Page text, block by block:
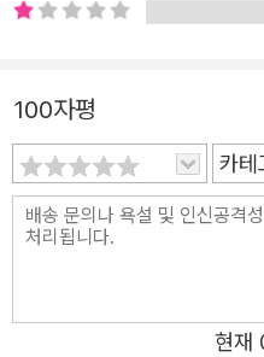
개통된 것은 1916년이었으
고 있는 것으로 파악된다. 이처럼 여행할 나라, 그리고 탑승
할 열차를 전반적으로 이해
에서 큰 비중을 차지한다.
그곳에 사는 사람들을 제대
사서보다 간략하지만 핵심
100자평
카테
현재